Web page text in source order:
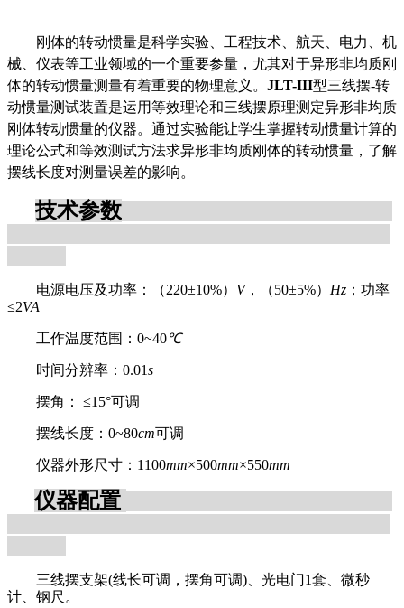
刚体的转动惯量是科学实验、工程技术、航天、电力、机
械、仪表等工业领域的一个重要参量，尤其对于异形非均质刚
体的转动惯量测量有着重要的物理意义。 JLT-III型三线摆-转
动惯量测试装置是运用等效理论和三线摆原理测定异形非均质
刚体转动惯量的仪器。通过实验能让学生掌握转动惯量计算的
理论公式和等效测试方法求异形非均质刚体的转动惯量，了解
摆线长度对测量误差的影响。
技术参数
电源电压及功率：（220±10%） V，（50±5%） Hz ；功率
≤2VA
工作温度范围：0~40℃
时间分辨率：0.01s
摆角： ≤15°可调
摆线长度：0~80cm可调
仪器外形尺寸：1100mm×500mm×550mm
仪器配置
三线摆支架(线长可调，摆角可调)、光电门1套、微秒
计、钢尺。